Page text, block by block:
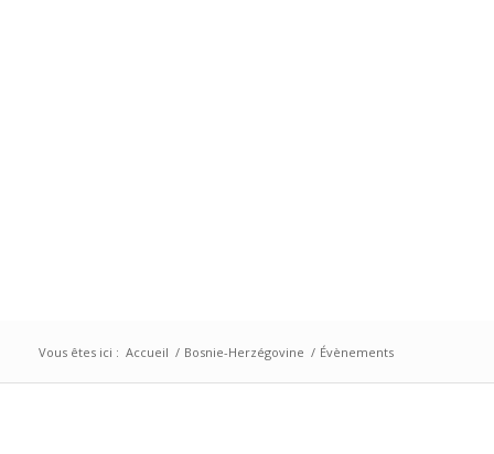
Vous êtes ici : Accueil / Bosnie-Herzégovine / Évènements